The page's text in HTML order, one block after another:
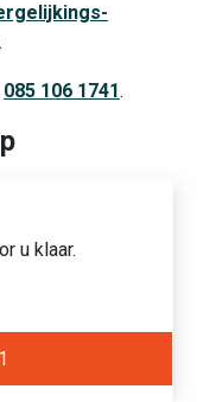
085 106 1741.
u klaar.